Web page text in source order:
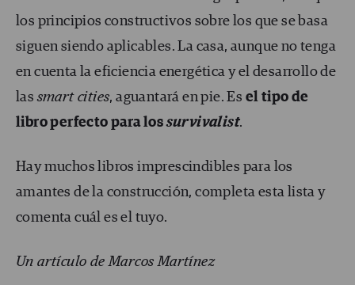
los principios constructivos sobre los que se basa
siguen siendo aplicables. La casa, aunque no tenga
en cuenta la eficiencia energética y el desarrollo de
lassmart cities, aguantará en pie. Es el tipo de
libro perfecto para lossurvivalist.
Hay muchos libros imprescindibles para los
amantes de la construcción, completa esta lista y
comenta cuál es el tuyo.
Un artículo de Marcos Martínez